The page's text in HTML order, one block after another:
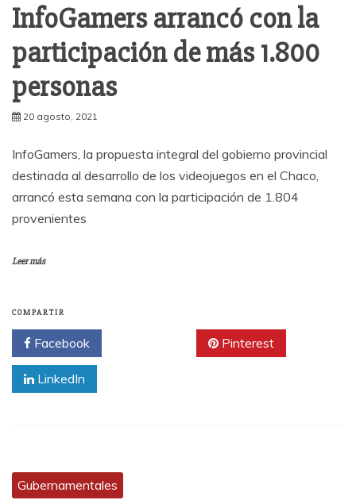
InfoGamers arrancó con la
participación de más 1.800
personas
20 agosto, 2021
InfoGamers, la propuesta integral del gobierno provincial
destinada al desarrollo de los videojuegos en el Chaco,
arrancó esta semana con la participación de 1.804
provenientes
Leer más
COMPARTIR
Facebook Pinterest
LinkedIn
Gubernamentales